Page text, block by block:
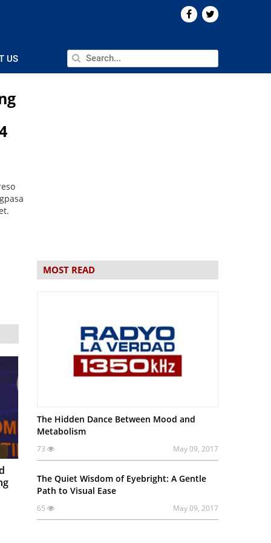
US
MOST READ
The Hidden Dance Between Mood and
Metabolism
73 May 09, 2017
The Quiet Wisdom of Eyebright: A Gentle
Path to Visual Ease
65 May 09, 2017